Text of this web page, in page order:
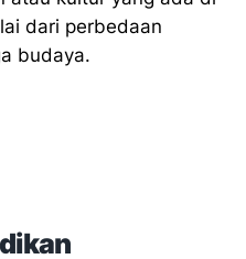
dari perbedaan
budaya.